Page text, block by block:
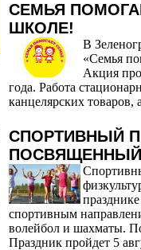
СЕМЬЯ
ШКОЛЕ!
В
«Семья
Акция
года. Работа
канцелярских
СПОРТИВНЫЙ
ПОСВЯЩЕННЫЙ
спортивным
волейбол и шахматы.
Праздник пройдет 5